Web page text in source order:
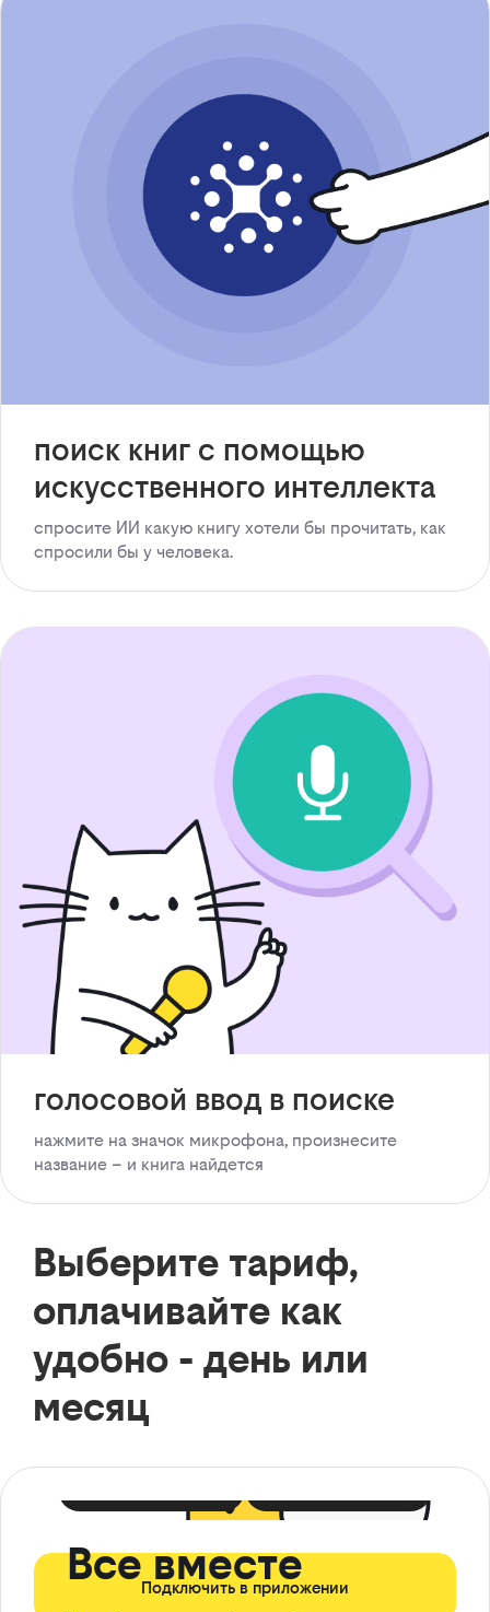
поиск книг с помощью
искусственного интеллекта
спросите ИИ какую книгу хотели бы прочитать, как
спросили бы у человека.
голосовой ввод в поиске
нажмите на значок микрофона, произнесите
название – и книга найдется
Выберите тариф,
оплачивайте как
удобно - день или
месяц
Все вместе
Подключить в приложении